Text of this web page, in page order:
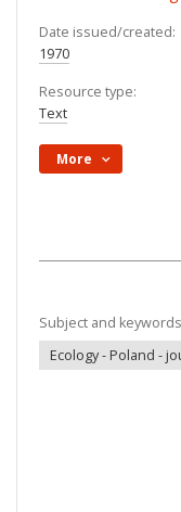
Date issued/created:
1970
Resource type:
Text
More
Subject and
Ecology - Poland -